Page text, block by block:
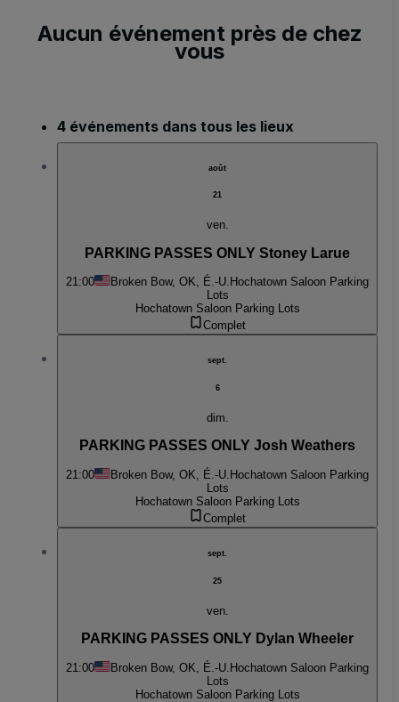
Aucun événement près de chez
vous
4 événements dans tous les lieux
août
21
ven.
PARKING PASSES ONLY Stoney Larue
21:00 Broken Bow, OK, É.-U. Hochatown Saloon Parking
Lots
Hochatown Saloon Parking Lots
Complet
sept.
6
dim.
PARKING PASSES ONLY Josh Weathers
21:00 Broken Bow, OK, É.-U. Hochatown Saloon Parking
Lots
Hochatown Saloon Parking Lots
Complet
sept.
25
ven.
PARKING PASSES ONLY Dylan Wheeler
21:00 Broken Bow, OK, É.-U. Hochatown Saloon Parking
Lots
Hochatown Saloon Parking Lots